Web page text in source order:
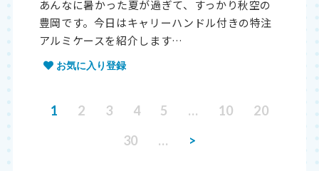
あんなに暑かった夏が過ぎて、すっかり秋空の
豊岡です。今日はキャリーハンドル付きの特注
アルミケースを紹介します…
お気に入り登録
1 2 3 4 5 … 10
20
30
… >